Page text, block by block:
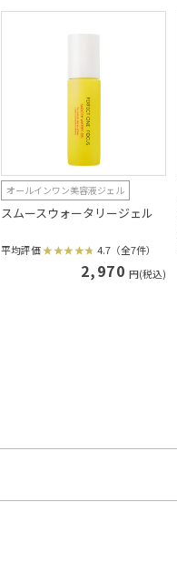
オールインワン美容液ジェル
スムースウォータリージェル
平均評価 4.7（全7件）
2,970 円(税込)